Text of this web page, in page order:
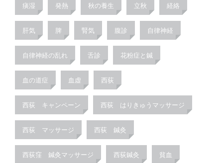
痰湿 発熱 秋の養生 立秋 経絡
肝気 脾 腎気 腹診 自律神経
自律神経の乱れ 舌診 花粉症と鍼
血の道症 血虚 西荻
西荻 キャンペーン 西荻 はりきゅうマッサージ
西荻 マッサージ 西荻 鍼灸
西荻窪 鍼灸マッサージ 西荻鍼灸 貧血